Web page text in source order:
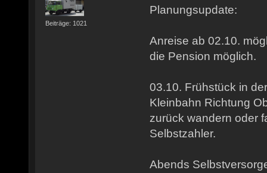
Beiträge: 1021
Planungsupdate:
Anreise ab 02.10.
die Pension möglich.
03.10. Frühstück in
Kleinbahn Richtung
zurück wandern oder
Selbstzahler.
Abends